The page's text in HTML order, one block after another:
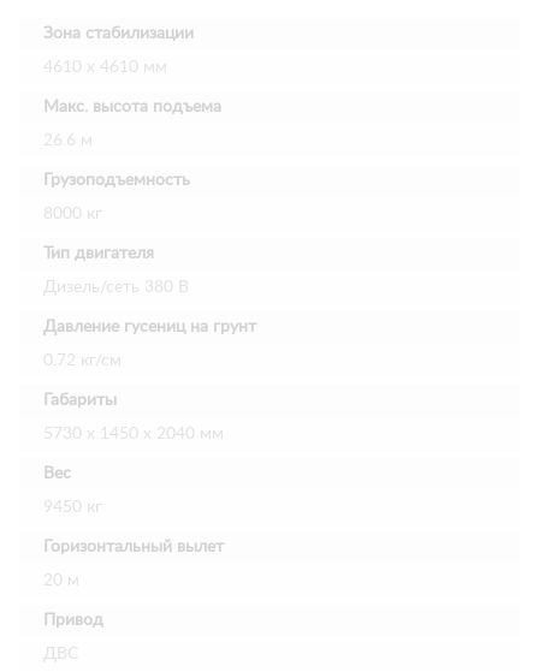
Зона стабилизации
4610 х 4610 мм
Макс. высота подъема
26.6 м
Грузоподъемность
8000 кг
Тип двигателя
Дизель/сеть 380 В
Давление гусениц на грунт
0.72 кг/см
Габариты
5730 x 1450 x 2040 мм
Вес
9450 кг
Горизонтальный вылет
20 м
Привод
ДВС